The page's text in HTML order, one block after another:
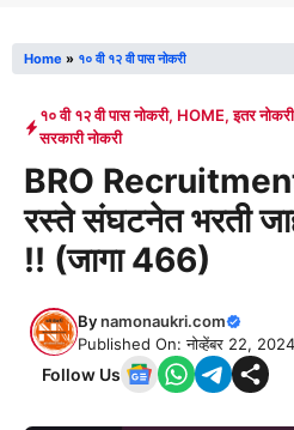
Home » १० वी १२ वी पास नोकरी
१० वी १२ वी पास नोकरी, HOME,इतर नोकरी
सरकारी नोकरी
BRO
रस्ते संघटनेत भरती
!! (जागा 466)
Bynamonaukri.com
Published On: नोव्हेंबर 22, 2024
Follow Us